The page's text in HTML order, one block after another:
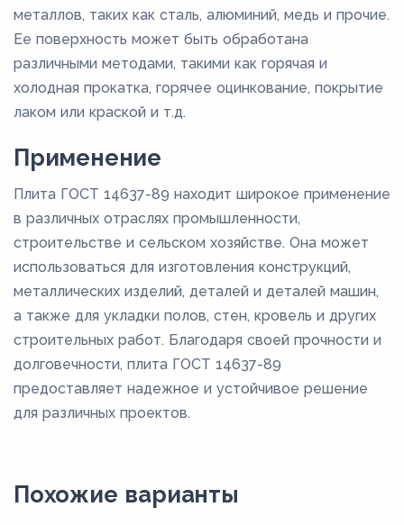
металлов, таких как сталь, алюминий, медь и прочие.
Ее поверхность может быть обработана
различными методами, такими как горячая и
холодная прокатка, горячее оцинкование, покрытие
лаком или краской и т.д.
Применение
Плита ГОСТ 14637-89 находит широкое применение
в различных отраслях промышленности,
строительстве и сельском хозяйстве. Она может
использоваться для изготовления конструкций,
металлических изделий, деталей и деталей машин,
а также для укладки полов, стен, кровель и других
строительных работ. Благодаря своей прочности и
долговечности, плита ГОСТ 14637-89
предоставляет надежное и устойчивое решение
для различных проектов.
Похожие варианты